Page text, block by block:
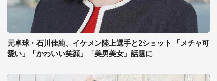
元卓球・石川佳純、イケメン陸上選手と2ショット 「メチャ可
愛い」「かわいい笑顔」「美男美女」話題に